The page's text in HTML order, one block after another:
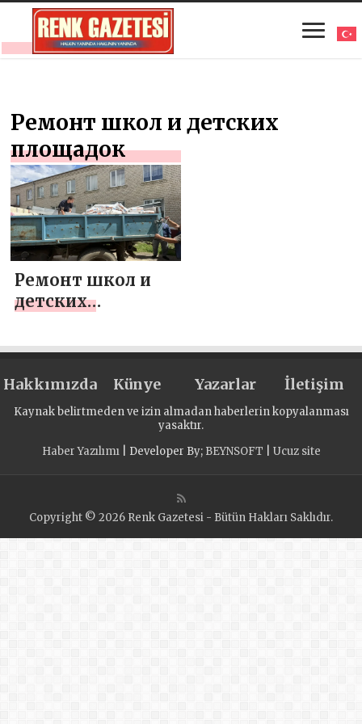
Ремонт школ и детских
площадок
Ремонт школ и
детских
помощь
«Единая Россия»
исполняет
наказы жителей в
регионах
Hakkımızda Künye Yazarlar İletişim
Kaynak belirtmeden ve izin almadan haberlerin kopyalanması
yasaktır.
Haber Yazılımı| Developer By; BEYNSOFT Ucuz site
Copyright © 2026 Renk Gazetesi - Bütün Hakları Saklıdır.